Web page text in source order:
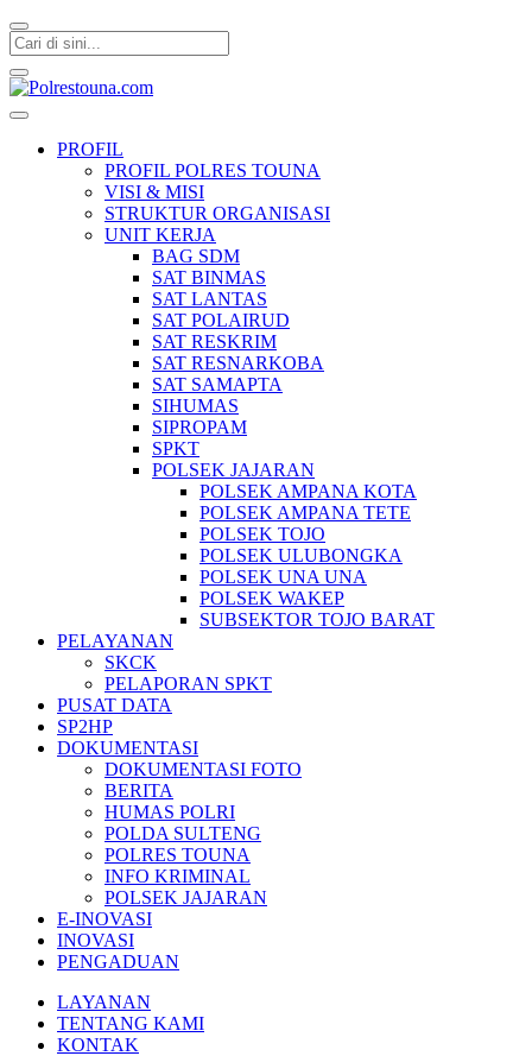
PROFIL
PROFIL POLRES TOUNA
VISI & MISI
STRUKTUR ORGANISASI
UNIT KERJA
BAG SDM
SAT BINMAS
SAT LANTAS
SAT POLAIRUD
SAT RESKRIM
SAT RESNARKOBA
SAT SAMAPTA
SIHUMAS
SIPROPAM
SPKT
POLSEK JAJARAN
POLSEK AMPANA KOTA
POLSEK AMPANA TETE
POLSEK TOJO
POLSEK ULUBONGKA
POLSEK UNA UNA
POLSEK WAKEP
SUBSEKTOR TOJO BARAT
PELAYANAN
SKCK
PELAPORAN SPKT
PUSAT DATA
SP2HP
DOKUMENTASI
DOKUMENTASI FOTO
BERITA
HUMAS POLRI
POLDA SULTENG
POLRES TOUNA
INFO KRIMINAL
POLSEK JAJARAN
E-INOVASI
INOVASI
PENGADUAN
LAYANAN
TENTANG KAMI
KONTAK